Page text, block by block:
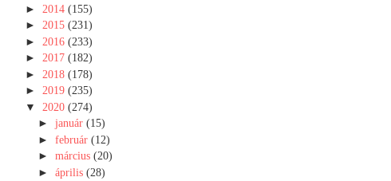
► 2014 (155)
► 2015 (231)
► 2016 (233)
► 2017 (182)
► 2018 (178)
► 2019 (235)
▼ 2020 (274)
►január(15)
►február(12)
►március(20)
►április(28)